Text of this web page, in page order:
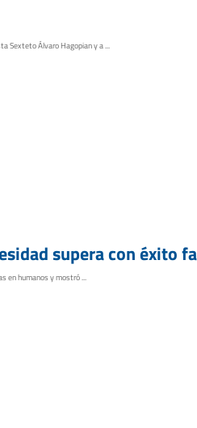
Sexteto Álvaro Hagopian y a ...
supera con éxito
en humanos y mostró ...